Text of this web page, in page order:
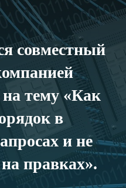
совместный
тему«Как
в
и не
правках».